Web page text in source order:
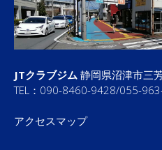
JTクラブジム 静岡県沼津市三
TEL：090-8460-9428/055-
アクセスマップ